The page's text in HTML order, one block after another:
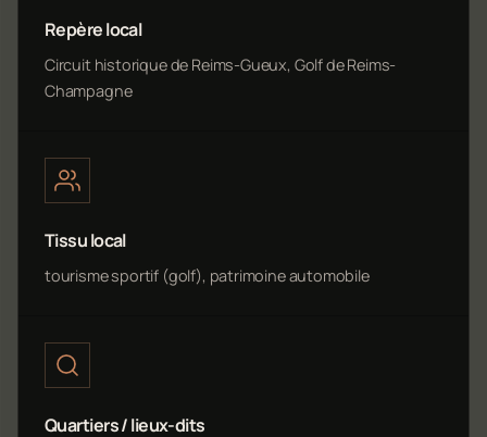
Repère local
Circuit historique de Reims-Gueux, Golf de Reims-
Champagne
Tissu local
tourisme sportif (golf), patrimoine automobile
Quartiers / lieux-dits